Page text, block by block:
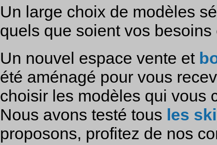
Un large choix de modèles
quels que soient vos
Un nouvel espace vente et
été aménagé pour vous
choisir les modèles qui vous
Nous avons testé tous les ski
proposons, profitez de nos